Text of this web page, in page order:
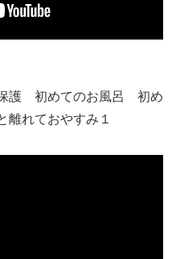
護 初めてのお風呂 初め
れておやすみ１